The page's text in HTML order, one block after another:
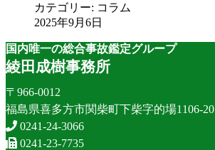
カテゴリー: コラム
2025年9月6日
国内唯一の総合事故鑑定グループ
綾田成樹事務所
〒966-0012
福島県喜多方市関柴町下柴字的場1106-20
0241-24-3066
0241-23-7735